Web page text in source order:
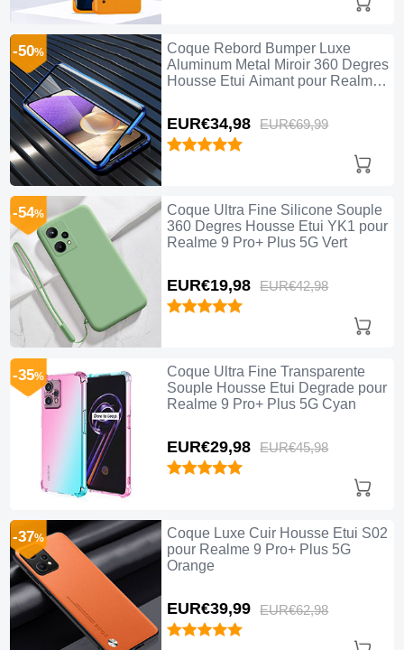
Coque Rebord Bumper Luxe
Aluminum Metal Miroir 360 Degres
Housse Etui Aimant pour Realme
EUR€34,98 EUR€69,99
-50%
Coque Ultra Fine Silicone Souple
360 Degres Housse Etui YK1 pour
Realme 9 Pro+ Plus 5G Vert
EUR€19,98 EUR€42,98
-54%
Coque Ultra Fine Transparente
Souple Housse Etui Degrade pour
Realme 9 Pro+ Plus 5G Cyan
EUR€29,98 EUR€45,98
-35%
Coque Luxe Cuir Housse Etui S02
pour Realme 9 Pro+ Plus 5G
Orange
EUR€39,99 EUR€62,98
-37%